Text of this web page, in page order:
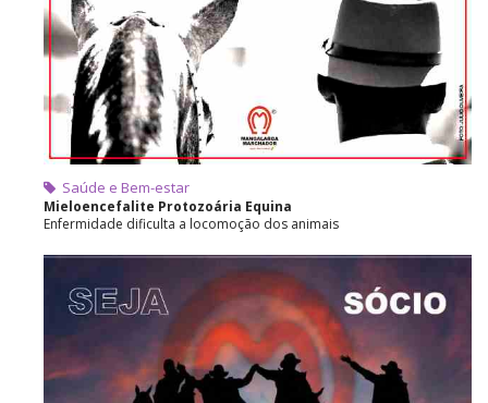
Saúde e Bem-estar
Mieloencefalite Protozoária Equina
Enfermidade dificulta a locomoção dos animais